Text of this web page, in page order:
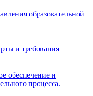
образовательной
и требования
обеспечение и
процесса.